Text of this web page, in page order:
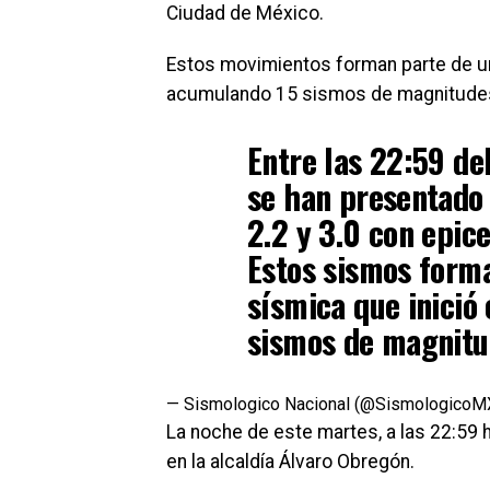
Ciudad de México.
Estos movimientos forman parte de
acumulando 15 sismos de
Entre las 22:59
se han
2.2 y 3.0 con
Estos sismos
sísmica que inició
sismos de
— Sismologico Nacional
La noche de este martes, a las
en la alcaldía Álvaro Obregón.